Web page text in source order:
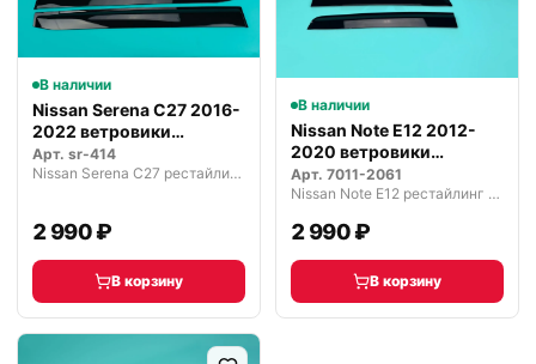
В наличии
Nissan Serena C27 2016-
2022 ветровики
дефлекторы…
Арт. sr-414
Nissan Serena C27 рестайлинг (2019—2022)
2 990 ₽
В корзину
В наличии
Nissan Note E12 2012-
2020 ветровики
дефлекторы ок…
Арт. 7011-2061
Nissan Note E12 рестайлинг (2016—2020)
2 990 ₽
В корзину